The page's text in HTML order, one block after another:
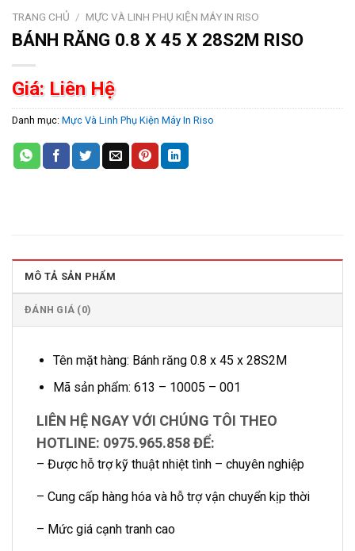
TRANG CHỦ / MỰC VÀ LINH PHỤ KIỆN MÁY IN RISO
BÁNH RĂNG 0.8 X 45 X 28S2M RISO
Giá: Liên Hệ
Danh mục: Mực Và Linh Phụ Kiện Máy In Riso
MÔ TẢ SẢN PHẨM
ĐÁNH GIÁ (0)
Tên mặt hàng: Bánh răng 0.8 x 45 x 28S2M
Mã sản phẩm: 613 – 10005 – 001
LIÊN HỆ NGAY VỚI CHÚNG TÔI THEO
HOTLINE: 0975.965.858 ĐỂ:
– Được hỗ trợ kỹ thuật nhiệt tình – chuyên nghiệp
– Cung cấp hàng hóa và hỗ trợ vận chuyển kịp thời
– Mức giá cạnh tranh cao